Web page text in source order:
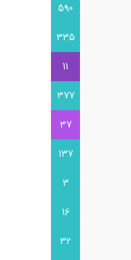
590
335
11
377
37
137
3
16
32